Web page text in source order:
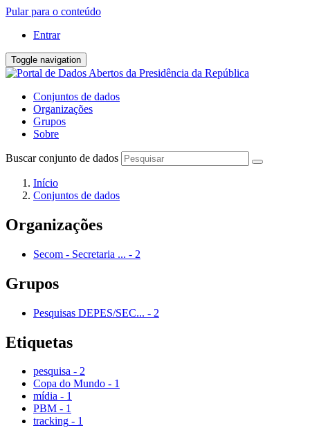
Pular para o conteúdo
Entrar
Toggle navigation
Conjuntos de dados
Organizações
Grupos
Sobre
Buscar conjunto de dados
Início
Conjuntos de dados
Organizações
Secom - Secretaria ... - 2
Grupos
Pesquisas DEPES/SEC... - 2
Etiquetas
pesquisa - 2
Copa do Mundo - 1
mídia - 1
PBM - 1
tracking - 1